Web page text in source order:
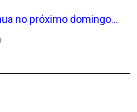
no próximo domingo…